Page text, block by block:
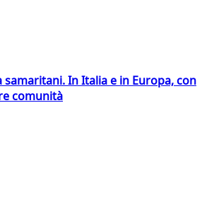
samaritani. In Italia e in Europa, con
comunità